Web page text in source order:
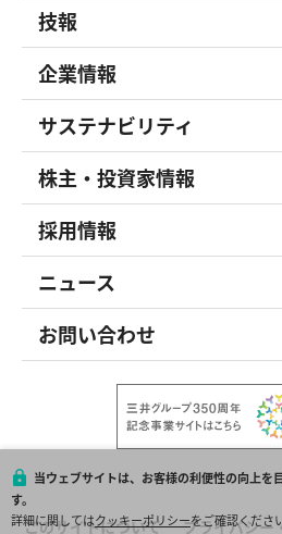
技報
企業情報
サステナビリティ
株主・投資家情報
採用情報
ニュース
お問い合わせ
このサイトについて プライバシー
当ウェブサイトは、お客様の利便性の向上を
す。
詳細に関してはクッキーポリシーをご確認くださ